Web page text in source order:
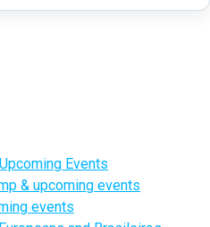
Events
& upcoming events
events